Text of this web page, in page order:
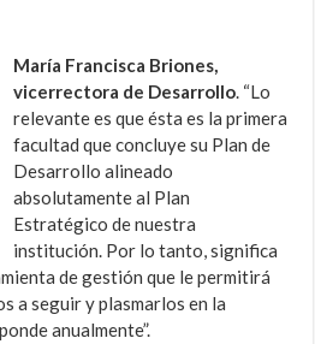
María Francisca Briones,
vicerrectora de Desarrollo. “Lo
relevante es que ésta es la primera
facultad que concluye su Plan de
Desarrollo alineado
absolutamente al Plan
Estratégico de nuestra
institución. Por lo tanto, significa
de gestión que le permitirá
a seguir y plasmarlos en la
anualmente”.